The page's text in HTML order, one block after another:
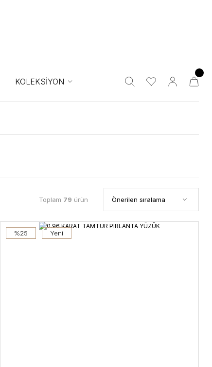
KOLEKSİYON
Toplam 79 ürün
%25 Yeni